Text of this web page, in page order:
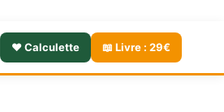
❤️ Calculette 📖 Livre : 29€